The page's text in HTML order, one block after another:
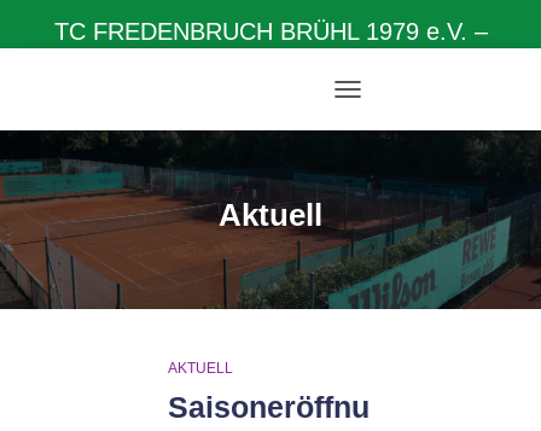
TC FREDENBRUCH BRÜHL 1979 e.V. –
UMSCHALTEN
Aktuell
AKTUELL
Saisoneröffnu